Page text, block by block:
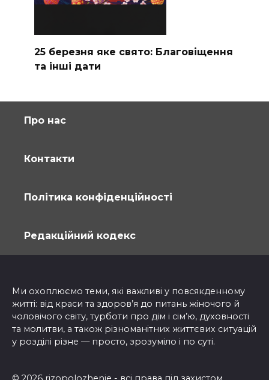
25 березня яке свято: Благовіщення
та інші дати
Про нас
Контакти
Політика конфіденційності
Редакційний кодекс
Ми охоплюємо теми, які важливі у повсякденному
житті: від краси та здоров’я до питань жіночого й
чоловічого світу, турботи про дім і сім’ю, духовності
та молитви, а також різноманітних життєвих ситуацій
у розділі різне — просто, зрозуміло і по суті.